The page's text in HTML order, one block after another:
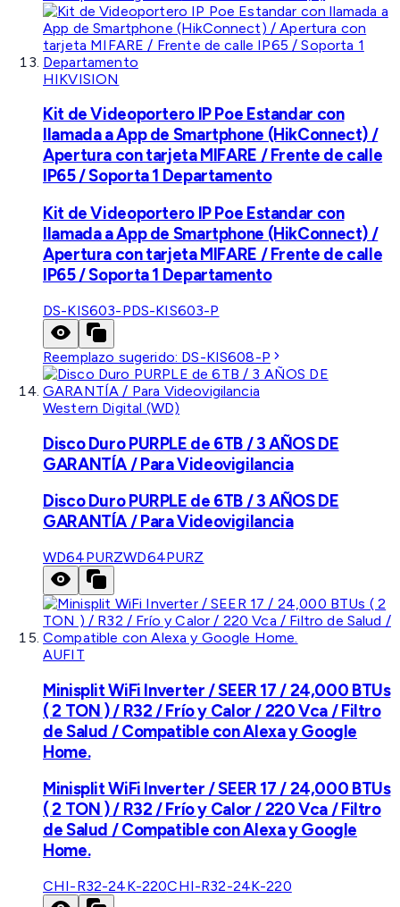
HIKVISION
Kit de Videoportero IP Poe Estandar con
llamada a App de Smartphone (HikConnect) /
Apertura con tarjeta MIFARE / Frente de calle
IP65 / Soporta 1 Departamento
Kit de Videoportero IP Poe Estandar con
llamada a App de Smartphone (HikConnect) /
Apertura con tarjeta MIFARE / Frente de calle
IP65 / Soporta 1 Departamento
DS-KIS603-PDS-KIS603-P
Reemplazo sugerido: DS-KIS608-P
Western Digital (WD)
Disco Duro PURPLE de 6TB / 3 AÑOS DE
GARANTÍA / Para Videovigilancia
Disco Duro PURPLE de 6TB / 3 AÑOS DE
GARANTÍA / Para Videovigilancia
WD64PURZWD64PURZ
AUFIT
Minisplit WiFi Inverter / SEER 17 / 24,000 BTUs
( 2 TON ) / R32 / Frío y Calor / 220 Vca / Filtro
de Salud / Compatible con Alexa y Google
Home.
Minisplit WiFi Inverter / SEER 17 / 24,000 BTUs
( 2 TON ) / R32 / Frío y Calor / 220 Vca / Filtro
de Salud / Compatible con Alexa y Google
Home.
CHI-R32-24K-220CHI-R32-24K-220